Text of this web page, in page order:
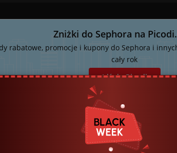
Zniżki do Sephora na
rabatowe, promocje i kupony do Sephora i
cały rok
Idź do Picodi
dniu wypada w roku 2023 Black
zniżki w tym okresie?
2023 to prawdziwa okazja na dokonanie
20 listopada. Sephora dla swoich